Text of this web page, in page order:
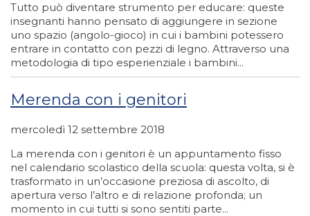
Tutto può diventare strumento per educare: queste
insegnanti hanno pensato di aggiungere in sezione
uno spazio (angolo-gioco) in cui i bambini potessero
entrare in contatto con pezzi di legno. Attraverso una
metodologia di tipo esperienziale i bambini...
Merenda con i genitori
mercoledì 12 settembre 2018
La merenda con i genitori è un appuntamento fisso
nel calendario scolastico della scuola: questa volta, si è
trasformato in un’occasione preziosa di ascolto, di
apertura verso l’altro e di relazione profonda; un
momento in cui tutti si sono sentiti parte...